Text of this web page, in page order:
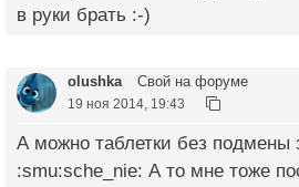
в руки брать :-)
olushka Свой на форуме
19 ноя 2014, 19:43
А можно таблетки без подмены
:smu:sche_nie: А то мне тоже